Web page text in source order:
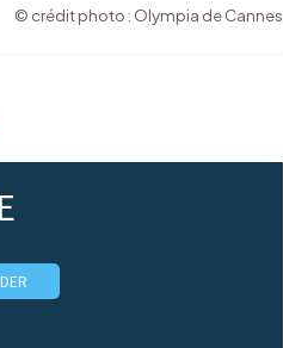
© crédit photo : Olympia de Cannes